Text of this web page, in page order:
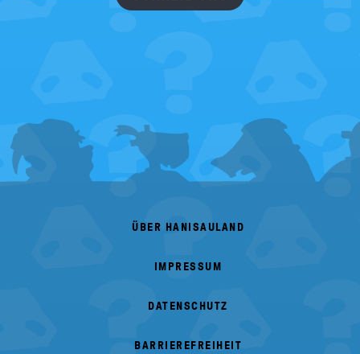
FOOTER
MENU
ÜBER HANISAULAND
IMPRESSUM
DATENSCHUTZ
BARRIEREFREIHEIT